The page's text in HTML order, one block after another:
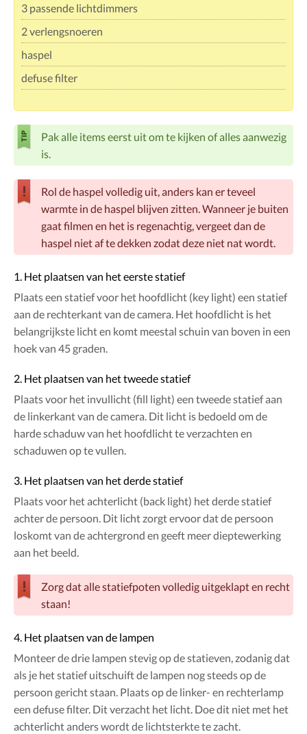
3 passende lichtdimmers
2 verlengsnoeren
haspel
defuse filter
Pak alle items eerst uit om te kijken of alles aanwezig
is.
Rol de haspel volledig uit, anders kan er teveel
warmte in de haspel blijven zitten. Wanneer je buiten
gaat filmen en het is regenachtig, vergeet dan de
haspel niet af te dekken zodat deze niet nat wordt.
1. Het plaatsen van het eerste statief
Plaats een statief voor het hoofdlicht (key light) een statief
aan de rechterkant van de camera. Het hoofdlicht is het
belangrijkste licht en komt meestal schuin van boven in een
hoek van 45 graden.
2. Het plaatsen van het tweede statief
Plaats voor het invullicht (fill light) een tweede statief aan
de linkerkant van de camera. Dit licht is bedoeld om de
harde schaduw van het hoofdlicht te verzachten en
schaduwen op te vullen.
3. Het plaatsen van het derde statief
Plaats voor het achterlicht (back light) het derde statief
achter de persoon. Dit licht zorgt ervoor dat de persoon
loskomt van de achtergrond en geeft meer dieptewerking
aan het beeld.
Zorg dat alle statiefpoten volledig uitgeklapt en recht
staan!
4. Het plaatsen van de lampen
Monteer de drie lampen stevig op de statieven, zodanig dat
als je het statief uitschuift de lampen nog steeds op de
persoon gericht staan. Plaats op de linker- en rechterlamp
een defuse filter. Dit verzacht het licht. Doe dit niet met het
achterlicht anders wordt de lichtsterkte te zacht.